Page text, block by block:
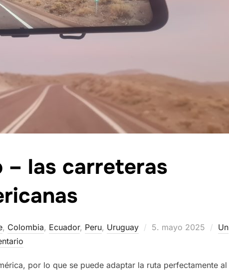
– las carreteras
, Colombia, Ecuador, Peru, Uruguay
Publicado
5. mayo 2025
Un
por lo que se puede adaptar la ruta perfectamente al